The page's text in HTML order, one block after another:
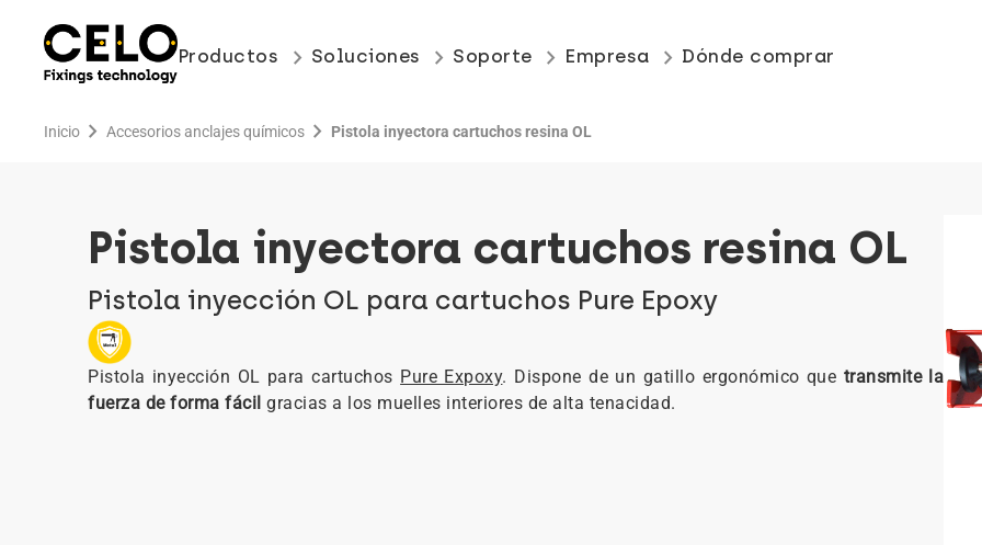
Productos keyboard_arrow_right Soluciones keyboard_arrow_right Soporte keyboard_arrow_right Empresa keyboard_arrow_right Dónde comprar
Inicio chevron_right Accesorios anclajes químicos chevron_right Pistola inyectora cartuchos resina OL
Pistola inyectora cartuchos resina OL
Pistola inyección OL para cartuchos Pure Epoxy
Pistola inyección OL para cartuchos Pure Expoxy. Dispone de un gatillo ergonómico que transmite la
fuerza de forma fácil gracias a los muelles interiores de alta tenacidad.